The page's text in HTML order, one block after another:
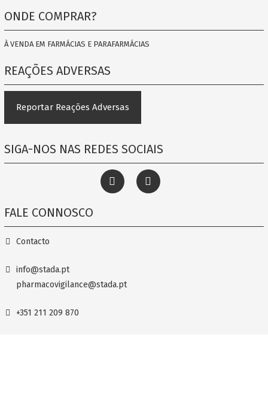
ONDE COMPRAR?
À VENDA EM FARMÁCIAS E PARAFARMÁCIAS
REAÇÕES ADVERSAS
Reportar Reações Adversas
SIGA-NOS NAS REDES SOCIAIS
FALE CONNOSCO
Contacto
info@stada.pt
pharmacovigilance@stada.pt
+351 211 209 870